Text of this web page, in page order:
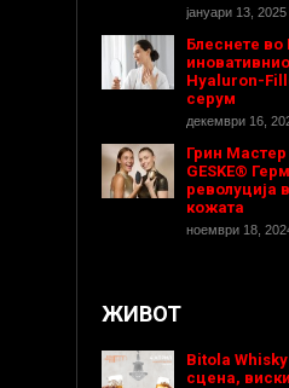
јануари 13, 2025
Блеснете
Hyaluron-
серум
декември 16,
Грин Мастер
GESKE®
револуција
кожата
ноември 18,
ЖИВОТ
Bitola
сцена,